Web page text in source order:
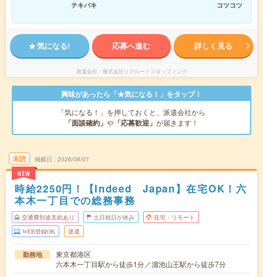
テキパキ
コツコツ
気になる! 応募へ進む 詳しく見る
派遣会社 株式会社リクルートスタッフィング
興味があったら「★気になる！」をタップ！
「気になる！」を押しておくと、派遣会社から
「面談確約」 や 「応募歓迎」 が届きます！
未読
NEW
掲載日 2026/08/07
時給2250円！【Indeed Japan】在宅OK！六
本木一丁目での総務事務
交通費別途支給あり 土日祝日が休み 在宅・リモート
WEB登録OK 派遣
勤務地
東京都港区
六本木一丁目駅から徒歩1分／溜池山王駅から徒歩7分